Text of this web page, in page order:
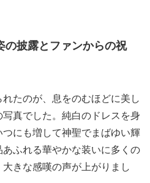
の披露とファンからの祝
たのが、息をのむほどに美し
真でした。純白のドレスを身
にも増して神聖でまばゆい輝
ふれる華やかな装いに多くの
きな感嘆の声が上がりまし